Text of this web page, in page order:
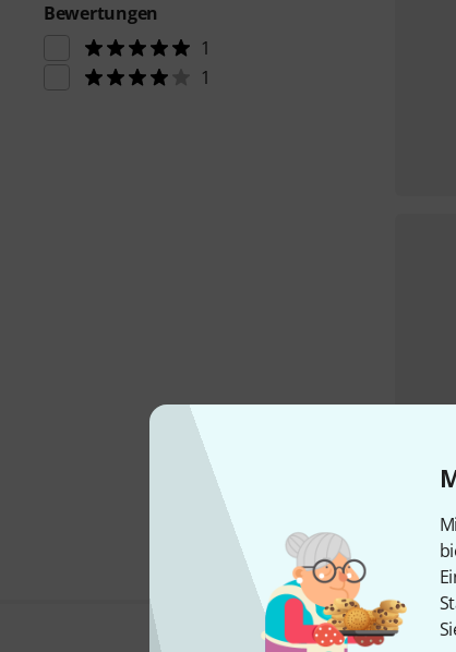
Bewertungen
1
1